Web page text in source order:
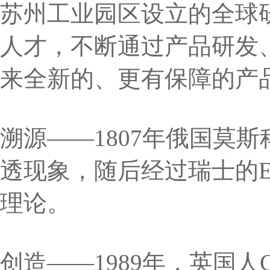
苏州工业园区设立的全球
人才，不断通过产品研
来全新的、更有保障的产
溯源——1807年俄国莫斯
透现象，随后经过瑞士的
理论。
创造——1989年，英国人